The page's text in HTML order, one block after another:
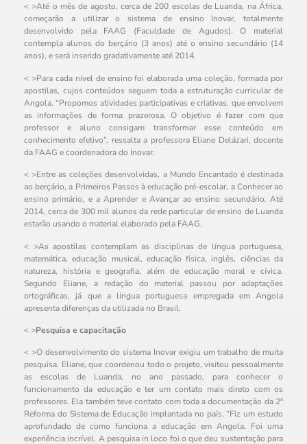
< >Até o mês de agosto, cerca de 200 escolas de Luanda, na África,
começarão a utilizar o sistema de ensino Inovar, totalmente
desenvolvido pela FAAG (Faculdade de Agudos). O material
contempla alunos do berçário (3 anos) até o ensino secundário (14
anos), e será inserido gradativamente até 2014.
< >Para cada nível de ensino foi elaborada uma coleção, formada por
apostilas, cujos conteúdos seguem toda a estruturação curricular de
Angola. “Propomos atividades participativas e criativas, que envolvem
as informações de forma prazerosa. O objetivo é fazer com que
professor e aluno consigam transformar esse conteúdo em
conhecimento efetivo”, ressalta a professora Eliane Delázari, docente
da FAAG e coordenadora do Inovar.
< >Entre as coleções desenvolvidas, a Mundo Encantado é destinada
ao berçário, a Primeiros Passos à educação pré-escolar, a Conhecer ao
ensino primário, e a Aprender e Avançar ao ensino secundário. Até
2014, cerca de 300 mil alunos da rede particular de ensino de Luanda
estarão usando o material elaborado pela FAAG.
< >As apostilas contemplam as disciplinas de língua portuguesa,
matemática, educação musical, educação física, inglês, ciências da
natureza, história e geografia, além de educação moral e cívica.
Segundo Eliane, a redação do material passou por adaptações
ortográficas, já que a língua portuguesa empregada em Angola
apresenta diferenças da utilizada no Brasil.
< >Pesquisa e capacitação
< >O desenvolvimento do sistema Inovar exigiu um trabalho de muita
pesquisa. Eliane, que coordenou todo o projeto, visitou pessoalmente
as escolas de Luanda, no ano passado, para conhecer o
funcionamento da educação e ter um contato mais direto com os
professores. Ela também teve contato com toda a documentação da 2ª
Reforma do Sistema de Educação implantada no país. “Fiz um estudo
aprofundado de como funciona a educação em Angola. Foi uma
experiência incrível. A pesquisa in loco foi o que deu sustentação para